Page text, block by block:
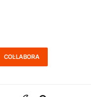
COL·LABORA